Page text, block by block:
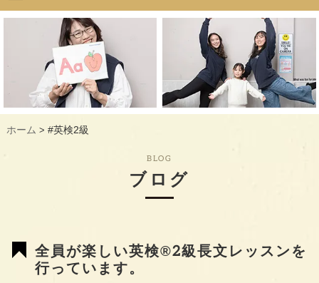
Heartの想い HOPE
クラス紹介 CLASS
先生紹介 INSTRUCTORS
ギャラリー GALLERY
ホーム > #英検2級
BLOG
ブログ
全員が楽しい英検®︎2級長文レッスンを
行っています。